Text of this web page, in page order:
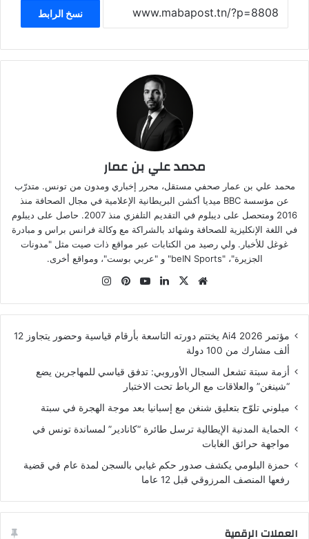
نسخ الرابط
محمد علي بن عمار
محمد علي بن عمار صحفي مستقل، محرر إخباري ومدون من تونس. متدرّب
عن مؤسسة BBC ميديا أكشن البريطانية الإعلامية في مجال الصحافة منذ
2016 ومتحصل على ديبلوم في التقديم التلفزي منذ 2007. حاصل على ديبلوم
في اللغة الإنكليزية للصحافة وشهائد بالشراكة مع وكالة فرانس براس و مبادرة
غوغل للأخبار. ولي رصيد من الكتابات عبر مواقع ذات صيت مثل "مدونات
الجزيرة"، "beIN Sports" و "عربي بوست"، ومواقع أخرى.
موقع
‫X لينكدإن‫YouTubeبينتيريست
مؤتمر Ai4 2026 يختتم دورته التاسعة بأرقام قياسية وحضور يتجاوز 12
ألف مشارك من 100 دولة
أزمة سبتة تشعل السجال الأوروبي: تدفق قياسي للمهاجرين يضع
“شينغن” والعلاقات مع الرباط تحت الاختبار
ميلوني تلوّح بتعليق شنغن مع إسبانيا بعد موجة الهجرة في سبتة
الحماية المدنية الإيطالية ترسل طائرة “كانادير” لمساندة تونس في
مواجهة حرائق الغابات
حمزة البلومي يكشف صدور حكم غيابي بالسجن لمدة عام في قضية
رفعها المنصف المرزوقي قبل 12 عاما
العملات الرقمية